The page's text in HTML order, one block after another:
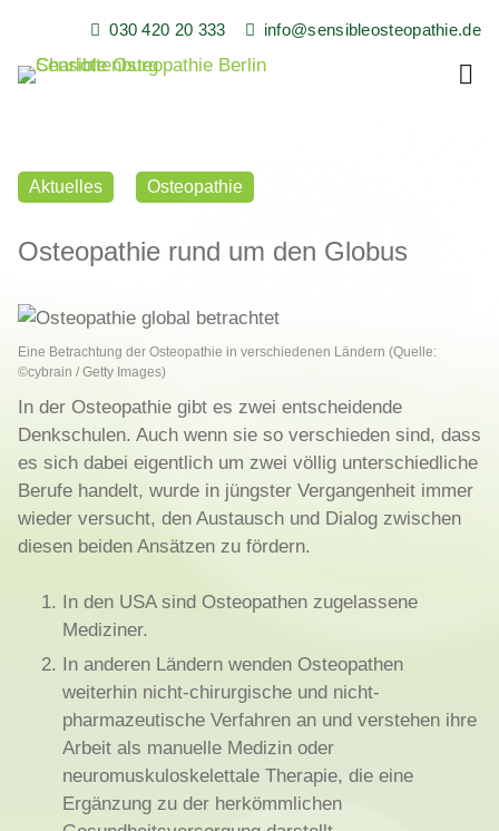
content
030 420 20 333 info@sensibleosteopathie.de
Heilpraxis, Florian
Aktuelles Osteopathie
Osteopathie rund um den Globus
In der Osteopathie gibt es zwei entscheidende
Denkschulen. Auch wenn sie so verschieden sind, dass
es sich dabei eigentlich um zwei völlig unterschiedliche
Berufe handelt, wurde in jüngster Vergangenheit immer
wieder versucht, den Austausch und Dialog zwischen
diesen beiden Ansätzen zu fördern.
In den USA sind Osteopathen zugelassene
Mediziner.
In anderen Ländern wenden Osteopathen
weiterhin nicht-chirurgische und nicht-
pharmazeutische Verfahren an und verstehen ihre
Arbeit als manuelle Medizin oder
neuromuskuloskelettale Therapie, die eine
Ergänzung zu der herkömmlichen
Eine Betrachtung der Osteopathie in verschiedenen Ländern (Quelle:
©cybrain / Getty Images)